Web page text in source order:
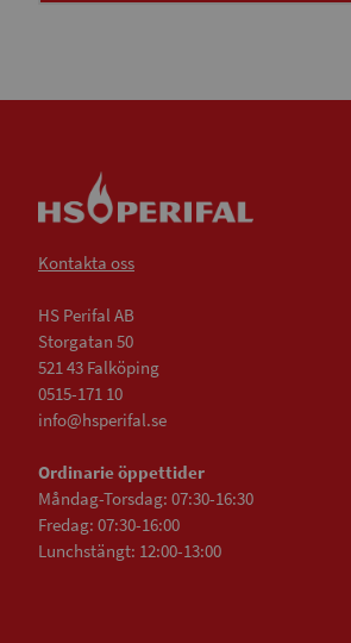
Kontakta oss
HS Perifal AB
Storgatan 50
521 43 Falköping
0515-171 10
info@hsperifal.se
Ordinarie öppettider
Måndag-Torsdag: 07:30-16:30
Fredag: 07:30-16:00
Lunchstängt: 12:00-13:00